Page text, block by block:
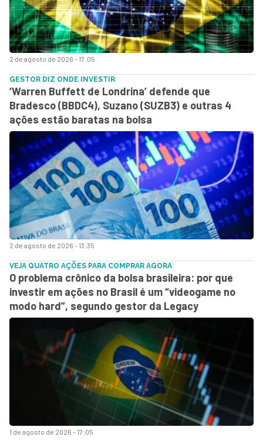
2 de agosto de 2026 - 17:05
2 de agosto de 2026 - 13:35
GESTOR DIZ ONDE INVESTIR
‘Warren Buffett de Londrina’ defende que
Bradesco (BBDC4), Suzano (SUZB3) e outras 4
ações estão baratas na bolsa
1 de agosto de 2026 - 17:05
VEJA QUATRO AÇÕES PARA COMPRAR AGORA
O problema crônico da bolsa brasileira: por que
investir em ações no Brasil é um “videogame no
modo hard”, segundo gestor da Legacy